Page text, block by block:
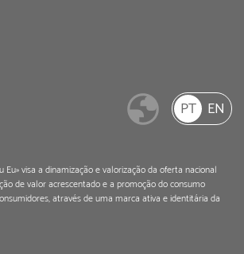
PT EN
visa a dinamização e valorização da oferta nacional
de valor acrescentado e a promoção do consumo
através de uma marca ativa e identitária da